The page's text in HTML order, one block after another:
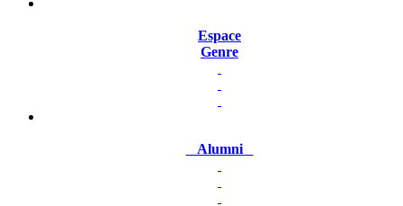
Espace
Genre
Alumni